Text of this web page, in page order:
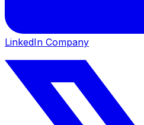
LinkedIn Company